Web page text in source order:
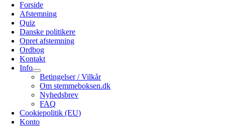
Forside
Afstemning
Quiz
Danske politikere
Opret afstemning
Ordbog
Kontakt
Info
Betingelser / Vilkår
Om stemmeboksen.dk
Nyhedsbrev
FAQ
Cookiepolitik (EU)
Konto